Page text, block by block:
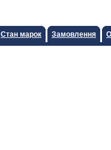
Стан марок Замовлення